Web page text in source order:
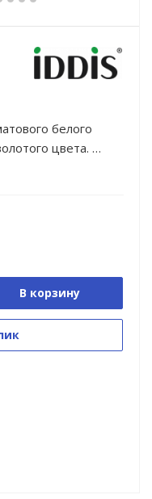
белого
цвета.
формами, что
любого
Идеально
Aiger и
сталь, что
воде на
В корзину